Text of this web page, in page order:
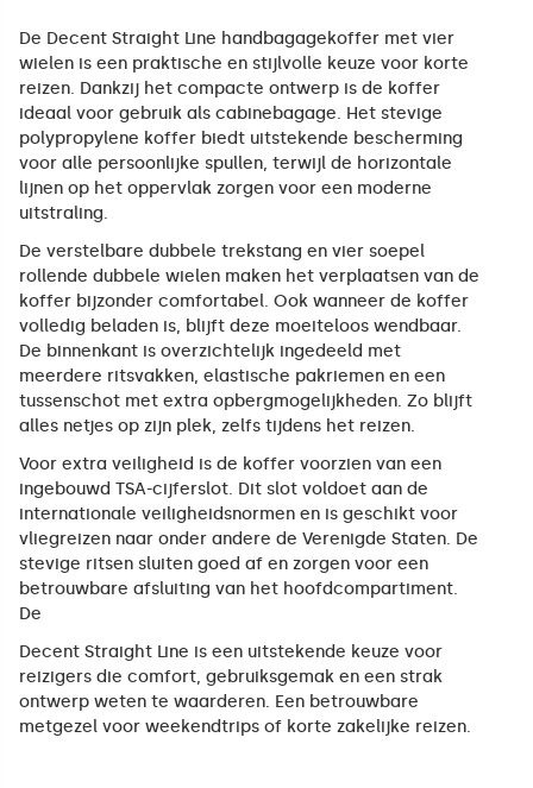
De Decent Straight Line handbagagekoffer met vier
wielen is een praktische en stijlvolle keuze voor korte
reizen. Dankzij het compacte ontwerp is de koffer
ideaal voor gebruik als cabinebagage. Het stevige
polypropylene koffer biedt uitstekende bescherming
voor alle persoonlijke spullen, terwijl de horizontale
lijnen op het oppervlak zorgen voor een moderne
uitstraling.
De verstelbare dubbele trekstang en vier soepel
rollende dubbele wielen maken het verplaatsen van de
koffer bijzonder comfortabel. Ook wanneer de koffer
volledig beladen is, blijft deze moeiteloos wendbaar.
De binnenkant is overzichtelijk ingedeeld met
meerdere ritsvakken, elastische pakriemen en een
tussenschot met extra opbergmogelijkheden. Zo blijft
alles netjes op zijn plek, zelfs tijdens het reizen.
Voor extra veiligheid is de koffer voorzien van een
ingebouwd TSA-cijferslot. Dit slot voldoet aan de
internationale veiligheidsnormen en is geschikt voor
vliegreizen naar onder andere de Verenigde Staten. De
stevige ritsen sluiten goed af en zorgen voor een
betrouwbare afsluiting van het hoofdcompartiment.
De
Decent Straight Line is een uitstekende keuze voor
reizigers die comfort, gebruiksgemak en een strak
ontwerp weten te waarderen. Een betrouwbare
metgezel voor weekendtrips of korte zakelijke reizen.